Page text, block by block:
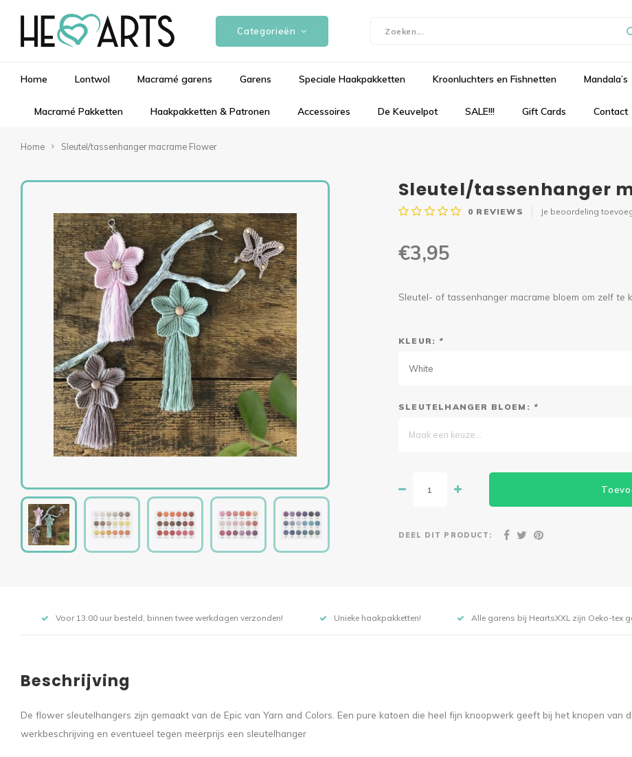
Categorieën
Home Lontwol Macramé garens Garens Speciale Haakpakketten Kroonluchters en Fishnetten Mandala’s
Macramé Pakketten Haakpakketten & Patronen Accessoires De Keuvelpot SALE!!! Gift Cards Contact
Home Sleutel/tassenhanger macrame Flower
Sleutel/tassenhanger
0 REVIEWS Je beoordeling
€3,95
Sleutel- of tassenhanger macrame bloem om zelf te
KLEUR: *
White
SLEUTELHANGER BLOEM: *
Maak een keuze...
DEEL DIT PRODUCT:
Voor 13:00 uur besteld, binnen twee werkdagen verzonden! Unieke haakpakketten! Alle garens bij HeartsXXL zijn Oeko-tex
Beschrijving
De flower sleutelhangers zijn gemaakt van de Epic van Yarn and Colors. Een pure katoen die heel fijn knoopwerk geeft bij het knopen van
werkbeschrijving en eventueel tegen meerprijs een sleutelhanger